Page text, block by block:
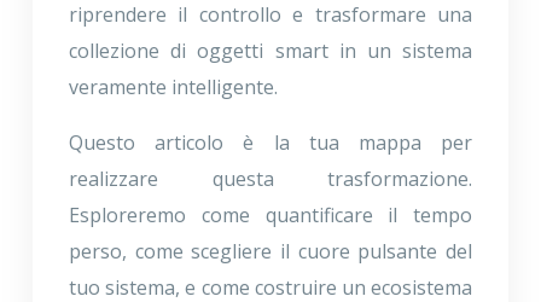
riprendere il controllo e trasformare una
collezione di oggetti smart in un sistema
veramente intelligente.
Questo articolo è la tua mappa per
realizzare questa trasformazione.
Esploreremo come quantificare il tempo
perso, come scegliere il cuore pulsante del
tuo sistema, e come costruire un ecosistema